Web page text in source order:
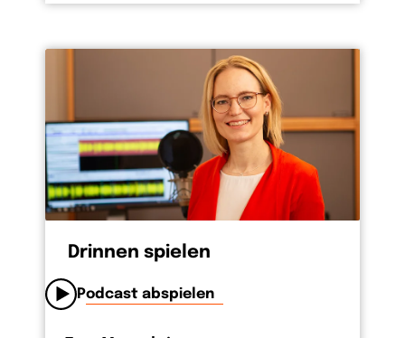
Drinnen spielen
Podcast abspielen